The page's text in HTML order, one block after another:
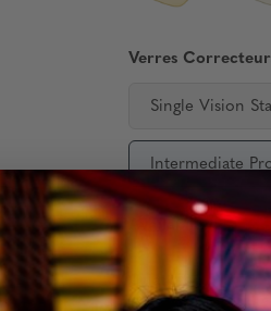
Verres
Single Vision
Intermediate
Availability: In
-